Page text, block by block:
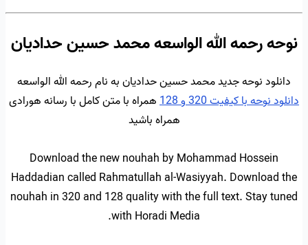
نوحه رحمه الله الواسعه محمد حسین حدادیان
دانلود نوحه جدید محمد حسین حدادیان به نام رحمه الله الواسعه
دانلود نوحه با کیفیت 320 و 128
همراه با متن کامل با رسانه هورادی
همراه باشید
Download the new nouhah by Mohammad Hossein
Haddadian called Rahmatullah al-Wasiyyah. Download the
nouhah in 320 and 128 quality with the full text. Stay tuned
with Horadi Media.